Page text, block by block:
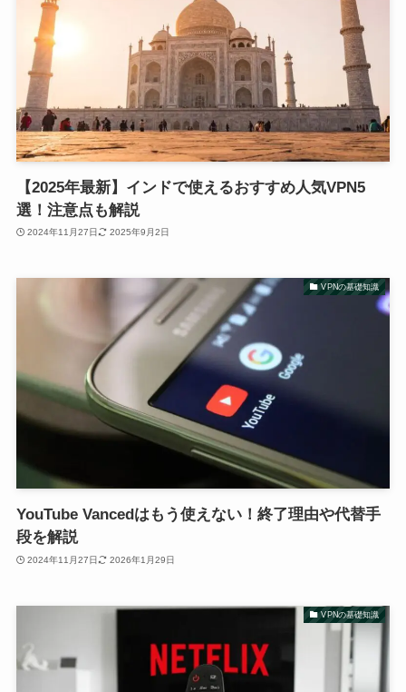
【2025年最新】インドで使えるおすすめ人気VPN5
選！注意点も解説
2024年11月27日 2025年9月2日
VPNの基礎知識
YouTube Vancedはもう使えない！終了理由や代替手
段を解説
2024年11月27日 2026年1月29日
VPNの基礎知識